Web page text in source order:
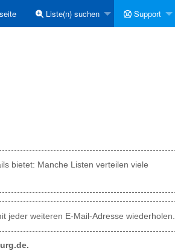
Liste(n) suchen Support
bietet: Manche Listen verteilen viele
jeder weiteren E-Mail-Adresse wiederholen.